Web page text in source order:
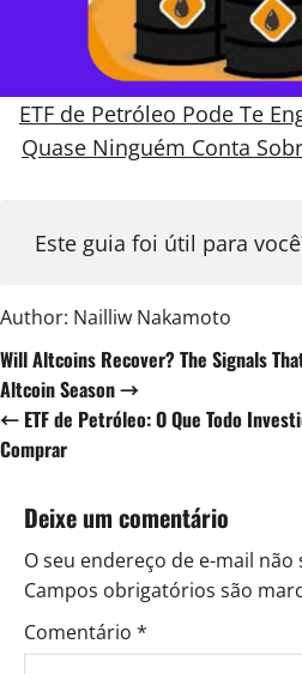
ETF de Petróleo Pode Te
Quase Ninguém Conta
Este guia foi útil para
Author: Nailliw Nakamoto
N
a
v
Will Altcoins Recover? The Signals
Altcoin Season →
← ETF de Petróleo: O Que Todo
Comprar
Deixe um comentário
O seu endereço de e-mail
Campos obrigatórios são
Comentário *